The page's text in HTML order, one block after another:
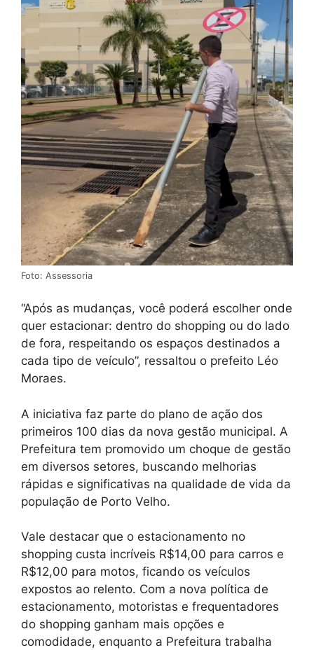
Foto: Assessoria
“Após as mudanças, você poderá escolher onde
quer estacionar: dentro do shopping ou do lado
de fora, respeitando os espaços destinados a
cada tipo de veículo”, ressaltou o prefeito Léo
Moraes.
A iniciativa faz parte do plano de ação dos
primeiros 100 dias da nova gestão municipal. A
Prefeitura tem promovido um choque de gestão
em diversos setores, buscando melhorias
rápidas e significativas na qualidade de vida da
população de Porto Velho.
Vale destacar que o estacionamento no
shopping custa incríveis R$14,00 para carros e
R$12,00 para motos, ficando os veículos
expostos ao relento. Com a nova política de
estacionamento, motoristas e frequentadores
do shopping ganham mais opções e
comodidade, enquanto a Prefeitura trabalha